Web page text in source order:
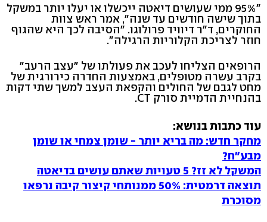
"95% ממי שעושים דיאטה ייכשלו או יעלו יותר במשקל
בתוך שישה חודשים עד שנה", אמר ראש צוות
החוקרים, ד"ר דיוויד פרולוגו. "הסיבה לכך היא שהגוף
חוזר לצריכת הקלוריות הרגילה".
הרופאים הצליחו לעכב את פעולתו של "עצב הרעב"
בקרב עשרה מטופלים, באמצעות החדרה כירורגית של
מחט לגבם של החולים והקפאת העצב למשך שתי דקות
בהנחיית הדמיית סורק CT.
עוד כתבות בנושא:
מחקר חדש: מה בריא יותר - שומן צמחי או שומן
מבע"ח?
המשקל לא זז? 5 טעויות שאתם עושים בדיאטה
תוצאה דרמטית: 50% ממנותחי קיצור קיבה נרפאו
מסוכרת